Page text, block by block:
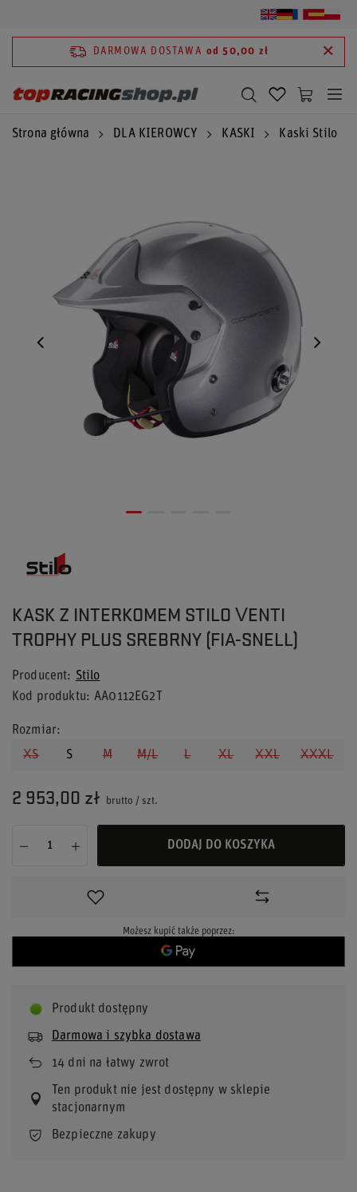
DARMOWA DOSTAWA od 50,00 zł
Strona główna DLA KIEROWCY KASKI Kaski Stilo
KASK Z INTERKOMEM STILO VENTI
TROPHY PLUS SREBRNY (FIA-SNELL)
Producent
Stilo
Kod produktu
AA0112EG2T
Rozmiar
XS
S M M/L L XL XXL XXXL
2 953,00 zł brutto / szt.
DODAJ DO KOSZYKA
Możesz kupić także poprzez:
Produkt dostępny
Darmowa i szybka dostawa
14 dni na łatwy zwrot
Ten produkt nie jest dostępny w sklepie
stacjonarnym
Bezpieczne zakupy